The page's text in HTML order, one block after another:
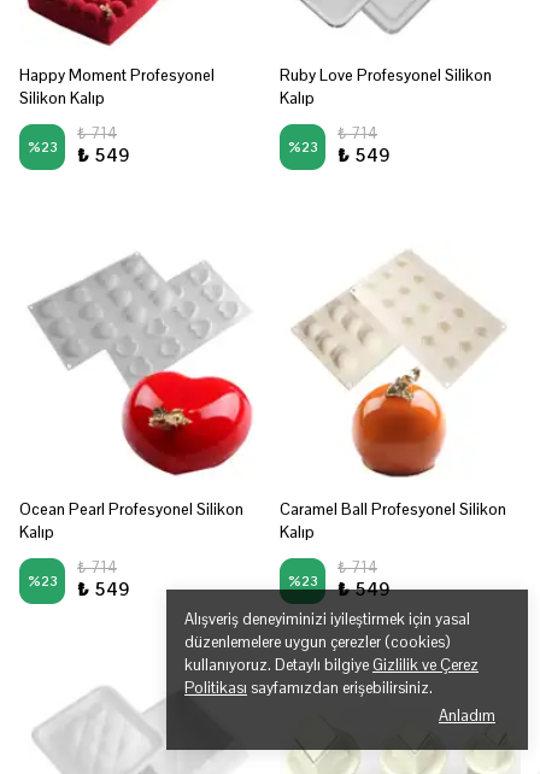
Alışveriş deneyiminizi iyileştirmek için yasal
düzenlemelere uygun çerezler (cookies)
kullanıyoruz. Detaylı bilgiye Gizlilik ve Çerez
Politikası sayfamızdan erişebilirsiniz.
Anladım
Happy Moment Profesyonel
Silikon Kalıp
%23
₺ 714
₺ 549
Ruby Love Profesyonel Silikon
Kalıp
%23
₺ 714
₺ 549
Ocean Pearl Profesyonel Silikon
Kalıp
%23
₺ 714
₺ 549
Caramel Ball Profesyonel Silikon
Kalıp
%23
₺ 714
₺ 549